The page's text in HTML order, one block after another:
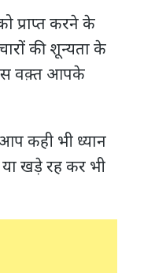
प्राप्त करने के
की शून्यता के
वक़्त आपके
कही भी ध्यान
खड़े रह कर भी